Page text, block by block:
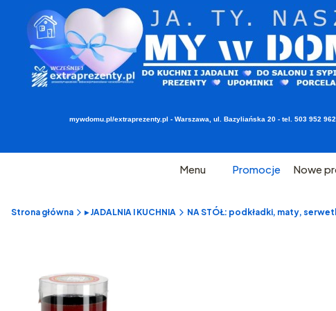
mywdomu.pl/extraprezenty.pl - Warszawa, ul. Bazyliańska 20 - tel. 503 952
Menu Promocje Nowe
Strona główna ▸ JADALNIA I KUCHNIA NA STÓŁ: podkładki, maty,